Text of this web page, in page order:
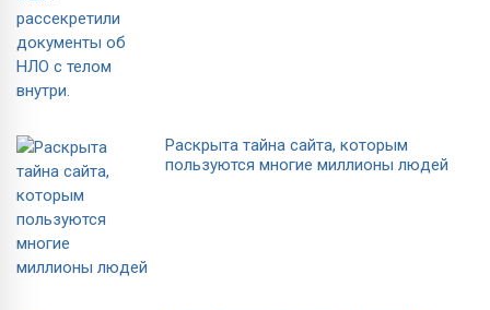
Раскрыта тайна сайта, которым
пользуются многие миллионы людей